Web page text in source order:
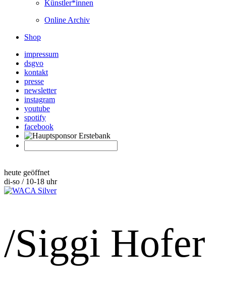
Künstler*innen
Online Archiv
Shop
impressum
dsgvo
kontakt
presse
newsletter
instagram
youtube
spotify
facebook
heute geöffnet
di-so / 10-18 uhr
/Siggi Hofer